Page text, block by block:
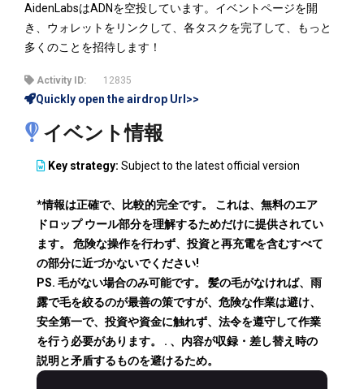
AidenLabsはADNを空投しています。イベントページを開
き、ウォレットをリンクして、各タスクを完了して、もっと
多くのことを招待します！
Activity ID: 12835
Quickly open the airdrop Url>>
イベント情報
Key strategy: Subject to the latest official version
*情報は正確で、比較的完全です。 これは、無料のエア
ドロップ ウール部分を理解するためだけに提供されてい
ます。 危険な操作を行わず、投資と再充電を含むすべて
の部分に近づかないでください!
PS. 毛がない場合のみ可能です。 髪の毛がなければ、雨
露で毛を絞るのが最善の策ですが、危険な作業は避け、
安全第一で、投資や資金に触れず、法令を遵守して作業
を行う必要があります。 . 、内容が収録・差し替え時の
説明と矛盾するものを避けるため。